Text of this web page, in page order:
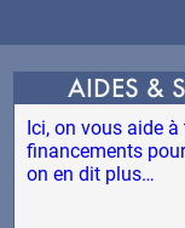
AIDES &
Ici, on vous aide à
financements
on en dit plus…